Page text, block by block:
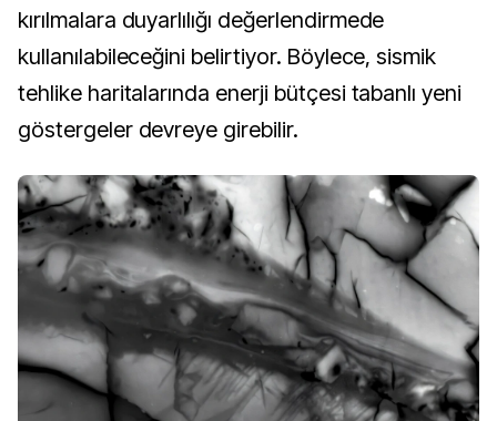
kırılmalara duyarlılığı değerlendirmede
kullanılabileceğini belirtiyor. Böylece, sismik
tehlike haritalarında enerji bütçesi tabanlı yeni
göstergeler devreye girebilir.